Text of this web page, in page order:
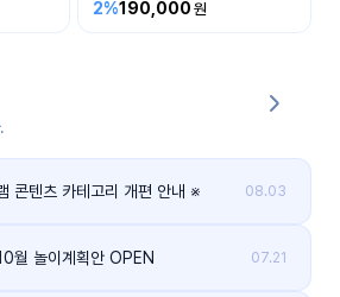
2%190,000
콘텐츠 카테고리 개편 안내 ※ 08.03
월 놀이계획안 OPEN 07.21